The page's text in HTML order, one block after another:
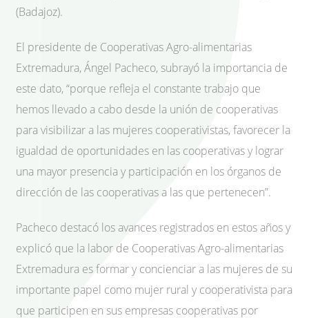
(Badajoz).
El presidente de Cooperativas Agro-alimentarias
Extremadura, Ángel Pacheco, subrayó la importancia de
este dato, “porque refleja el constante trabajo que
hemos llevado a cabo desde la unión de cooperativas
para visibilizar a las mujeres cooperativistas, favorecer la
igualdad de oportunidades en las cooperativas y lograr
una mayor presencia y participación en los órganos de
dirección de las cooperativas a las que pertenecen”.
Pacheco destacó los avances registrados en estos años y
explicó que la labor de Cooperativas Agro-alimentarias
Extremadura es formar y concienciar a las mujeres de su
importante papel como mujer rural y cooperativista para
que participen en sus empresas cooperativas por